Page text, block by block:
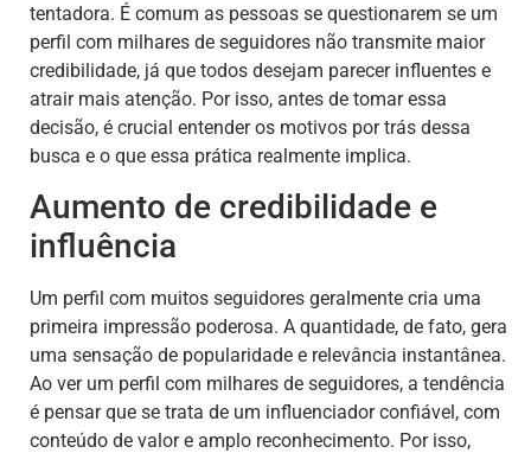
tentadora. É comum as pessoas se questionarem se um
perfil com milhares de seguidores não transmite maior
credibilidade, já que todos desejam parecer influentes e
atrair mais atenção. Por isso, antes de tomar essa
decisão, é crucial entender os motivos por trás dessa
busca e o que essa prática realmente implica.
Aumento de credibilidade e
influência
Um perfil com muitos seguidores geralmente cria uma
primeira impressão poderosa. A quantidade, de fato, gera
uma sensação de popularidade e relevância instantânea.
Ao ver um perfil com milhares de seguidores, a tendência
é pensar que se trata de um influenciador confiável, com
conteúdo de valor e amplo reconhecimento. Por isso,